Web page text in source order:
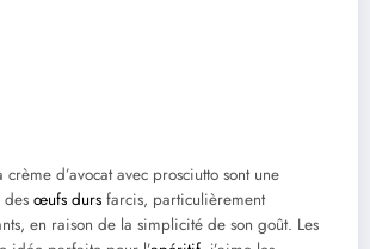
d’avocat avec prosciutto sont une
œufs durs farcis, particulièrement
en raison de la simplicité de son goût. Les